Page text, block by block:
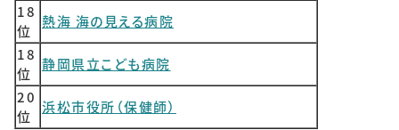
18
位 熱海 海の見える病院
18
位 静岡県立こども病院
20
位 浜松市役所（保健師）